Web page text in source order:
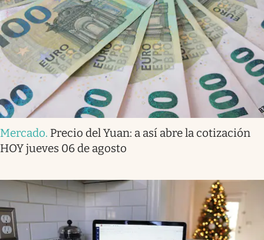
Mercado. Precio del Yuan: a así abre la cotización
HOY jueves 06 de agosto